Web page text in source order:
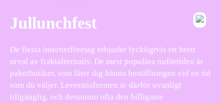
Jullunchfest
De flesta internetföretag erbjuder lyckligtvis ett brett
urval av fraktalternativ. De mest populära nuförtiden är
paketbutiker, som låter dig hämta beställningen vid en tid
som du väljer. Leveransformen är därför ovanligt
tillgänglig, och dessutom ofta den billigaste